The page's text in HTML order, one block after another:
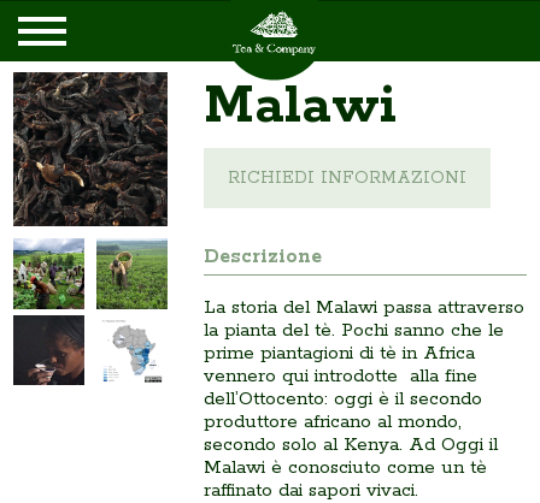
Malawi
RICHIEDI INFORMAZIONI
Descrizione
La storia del Malawi passa attraverso
la pianta del tè. Pochi sanno che le
prime piantagioni di tè in Africa
vennero qui introdotte alla fine
dell’Ottocento: oggi è il secondo
produttore africano al mondo,
secondo solo al Kenya. Ad Oggi il
Malawi è conosciuto come un tè
raffinato dai sapori vivaci.